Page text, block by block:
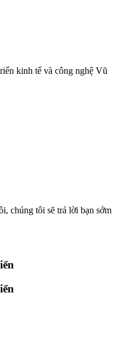
kinh tế và công nghệ Vũ
chúng tôi sẽ trả lời bạn sớm